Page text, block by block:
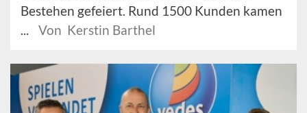
Bestehen gefeiert. Rund 1500 Kunden kamen
...
Von Kerstin Barthel